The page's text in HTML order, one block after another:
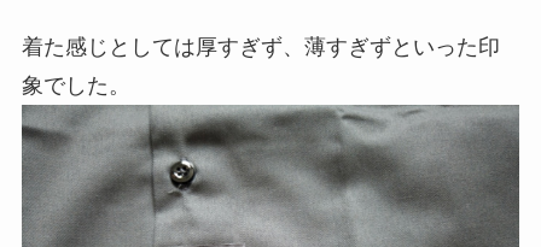
着た感じとしては厚すぎず、薄すぎずといった印
象でした。